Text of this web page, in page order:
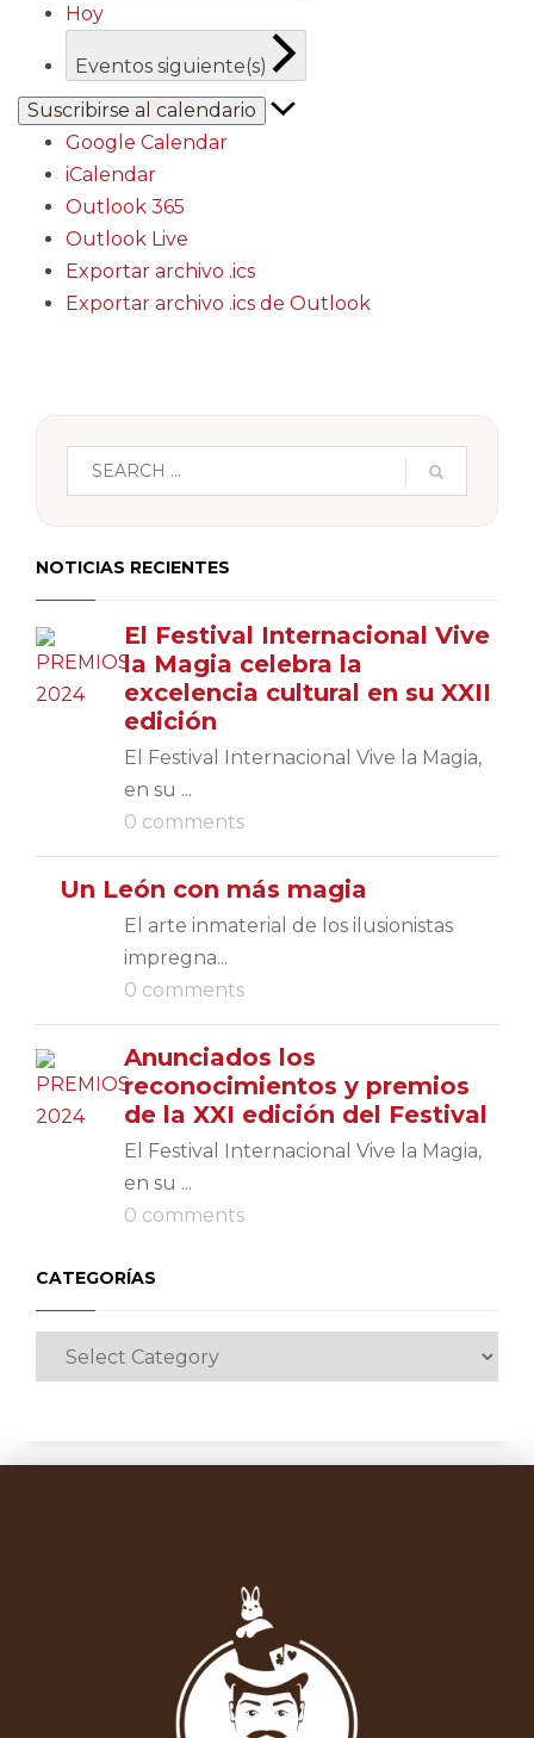
Hoy
Eventos siguiente(s)
Suscribirse al calendario
Google Calendar
iCalendar
Outlook 365
Outlook Live
Exportar archivo .ics
Exportar archivo .ics de Outlook
NOTICIAS RECIENTES
El Festival Internacional Vive
la Magia celebra la
excelencia cultural en su XXII
edición
El Festival Internacional Vive la Magia,
en su ...
0 comments
Un León con más magia
El arte inmaterial de los ilusionistas
impregna...
0 comments
Anunciados los
reconocimientos y premios
de la XXI edición del Festival
El Festival Internacional Vive la Magia,
en su ...
0 comments
CATEGORÍAS